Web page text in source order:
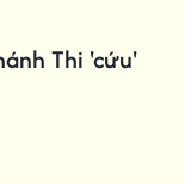
Thi 'cứu'